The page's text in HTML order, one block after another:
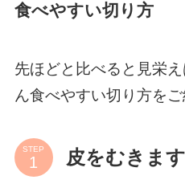
食べやすい切り方
先ほどと比べると見栄
ん食べやすい切り方をご
STEP 皮をむきます